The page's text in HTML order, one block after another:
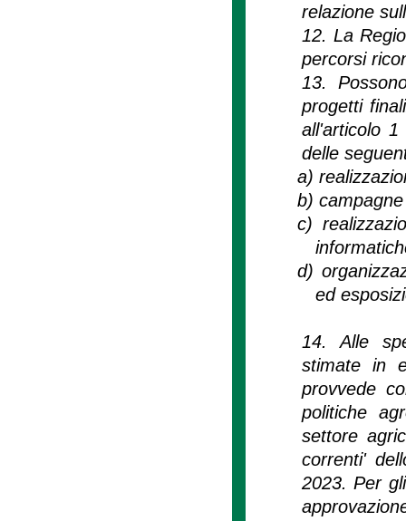
relazione
12. La
percorsi
13.
progetti
all'articolo
delle
a)
b)
c)
d)
ed
14. Alle
stimate in
provvede
politiche
settore
correnti'
2023. Per